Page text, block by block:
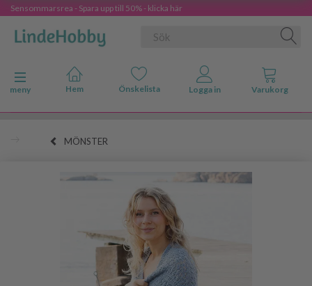
Sensommarsrea - Spara upp till 50% - klicka här
Ändra navigering
meny
MÖNSTER